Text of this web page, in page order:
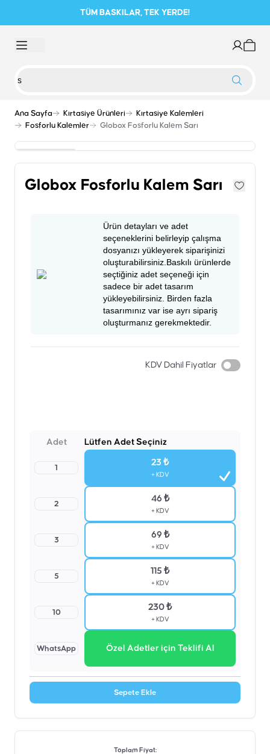
TÜM BASKILAR, TEK YERDE!
Ana Sayfa Kırtasiye Ürünleri
Kırtasiye Kalemleri
Fosforlu Kalemler
Globox Fosforlu Kalem Sarı
Globox Fosforlu Kalem Sarı
Ürün detayları ve adet
seçeneklerini belirleyip çalışma
dosyanızı yükleyerek siparişinizi
oluşturabilirsiniz.Baskılı ürünlerde
seçtiğiniz adet seçeneği için
sadece bir adet tasarım
yükleyebilirsiniz. Birden fazla
tasarımınız var ise ayrı sipariş
oluşturmanız gerekmektedir.
KDV Dahil Fiyatlar
Adet Lütfen Adet Seçiniz
1
23 ₺
+ KDV
2
46 ₺
+ KDV
3
69 ₺
+ KDV
5
115 ₺
+ KDV
10
230 ₺
+ KDV
WhatsApp Özel Adetler için Teklifi Al
Sepete Ekle
Toplam Fiyat: